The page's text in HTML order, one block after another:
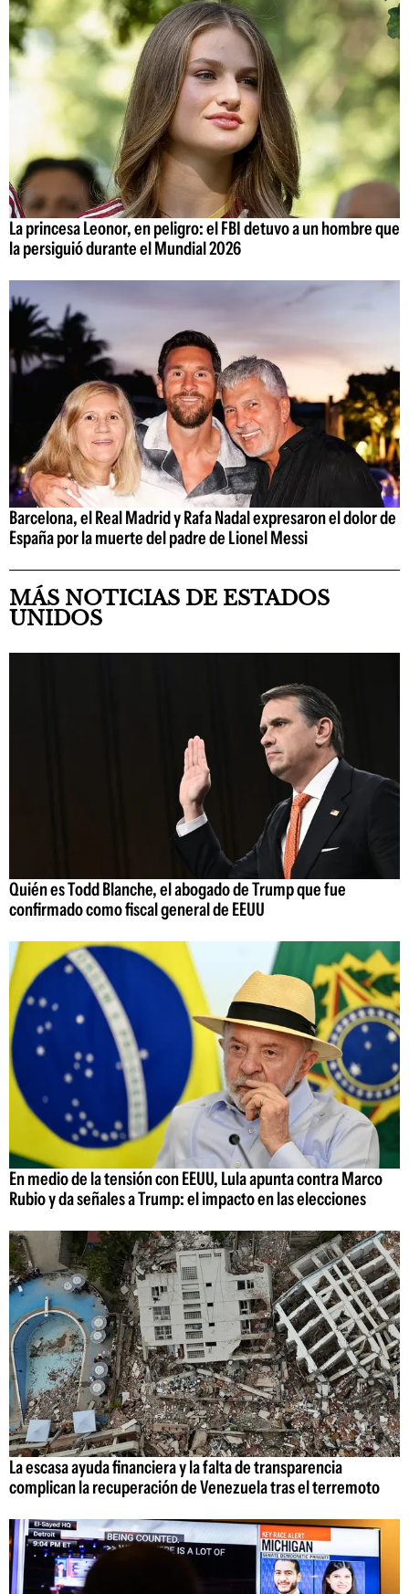
La princesa Leonor, en peligro: el FBI detuvo a un hombre que
la persiguió durante el Mundial 2026
Barcelona, el Real Madrid y Rafa Nadal expresaron el dolor de
España por la muerte del padre de Lionel Messi
MÁS NOTICIAS DE ESTADOS
UNIDOS
Quién es Todd Blanche, el abogado de Trump que fue
confirmado como fiscal general de EEUU
En medio de la tensión con EEUU, Lula apunta contra Marco
Rubio y da señales a Trump: el impacto en las elecciones
La escasa ayuda financiera y la falta de transparencia
complican la recuperación de Venezuela tras el terremoto